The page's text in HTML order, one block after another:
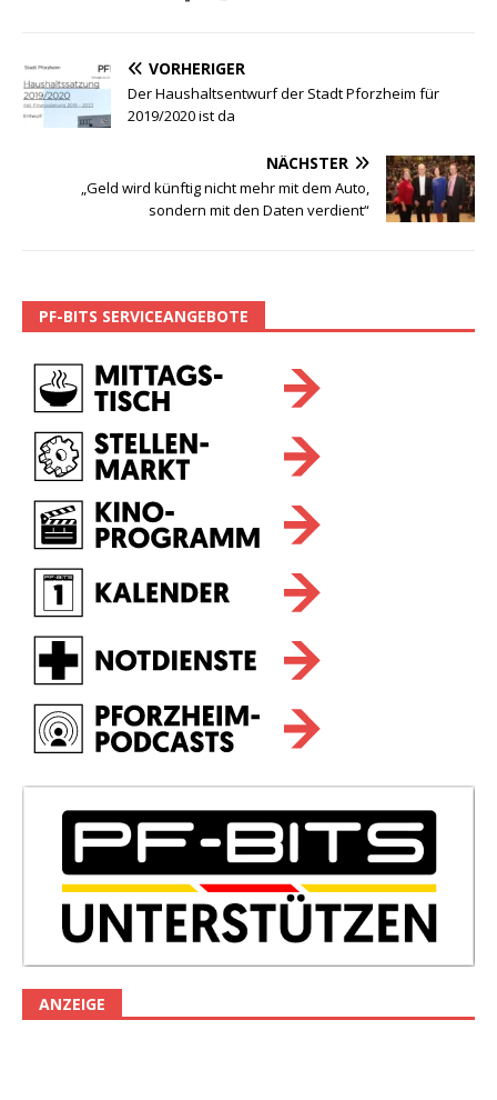
VORHERIGER
Der Haushaltsentwurf der Stadt Pforzheim für
2019/2020 ist da
NÄCHSTER
„Geld wird künftig nicht mehr mit dem Auto,
sondern mit den Daten verdient“
PF-BITS SERVICEANGEBOTE
ANZEIGE